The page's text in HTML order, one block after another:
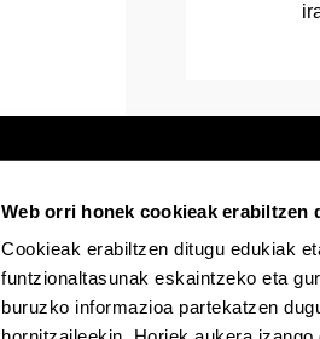
Web orri honek cookieak erabiltzen
Cookieak erabiltzen ditugu edukiak
funtzionaltasunak eskaintzeko eta
buruzko informazioa partekatzen